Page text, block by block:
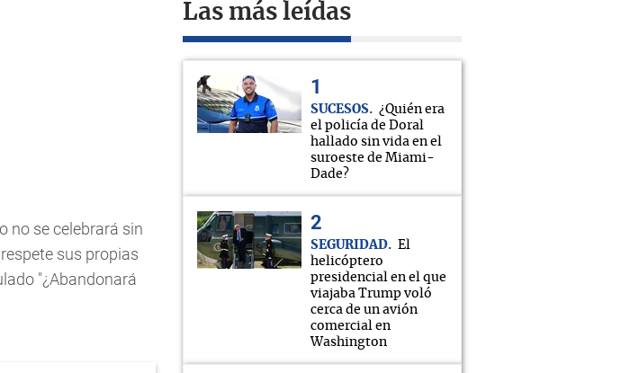
no se celebrará sin
sus propias
"¿Abandonará
Las más leídas
SUCESOS
¿Quién era
el policía de Doral
hallado sin vida en el
suroeste de Miami-
Dade?
SEGURIDAD
El
helicóptero
presidencial en el que
viajaba Trump voló
cerca de un avión
comercial en
Washington